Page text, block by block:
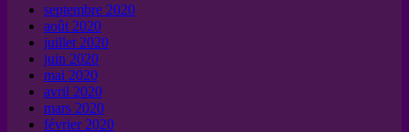
septembre 2020
août 2020
juillet 2020
juin 2020
mai 2020
avril 2020
mars 2020
février 2020